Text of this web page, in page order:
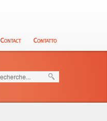
Contact Contatto